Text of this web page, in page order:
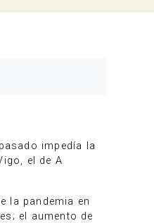
impedía la
el de A
la pandemia en
el aumento de